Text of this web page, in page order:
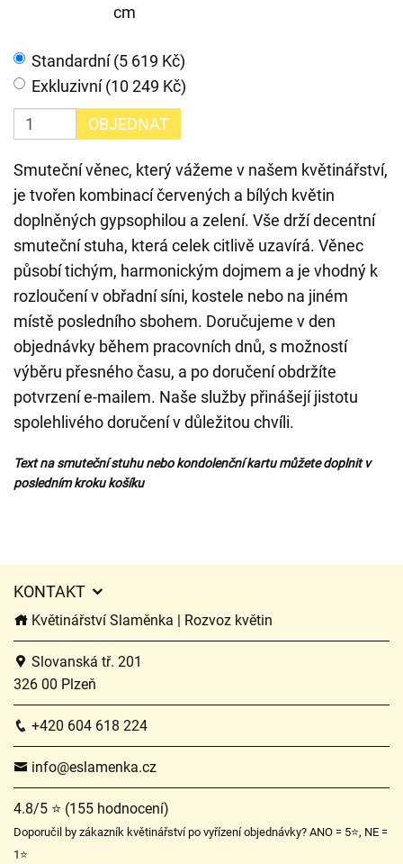
cm
Standardní (5 619 Kč)
Exkluzivní (10 249 Kč)
OBJEDNAT
Smuteční věnec, který vážeme v našem květinářství,
je tvořen kombinací červených a bílých květin
doplněných gypsophilou a zelení. Vše drží decentní
smuteční stuha, která celek citlivě uzavírá. Věnec
působí tichým, harmonickým dojmem a je vhodný k
rozloučení v obřadní síni, kostele nebo na jiném
místě posledního sbohem. Doručujeme v den
objednávky během pracovních dnů, s možností
výběru přesného času, a po doručení obdržíte
potvrzení e-mailem. Naše služby přinášejí jistotu
spolehlivého doručení v důležitou chvíli.
Text na smuteční stuhu nebo kondolenční kartu můžete doplnit v
posledním kroku košíku
KONTAKT
Květinářství Slaměnka | Rozvoz květin
Slovanská tř. 201
326 00 Plzeň
+420 604 618 224
info@eslamenka.cz
4.8/5 ⭐ (155 hodnocení)
Doporučil by zákazník květinářství po vyřízení objednávky? ANO = 5⭐, NE =
1⭐